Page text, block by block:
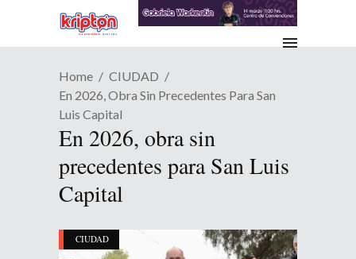
Home
CIUDAD
En 2026, Obra Sin Precedentes Para San
Luis Capital
En 2026, obra sin
precedentes para San Luis
Capital
CIUDAD